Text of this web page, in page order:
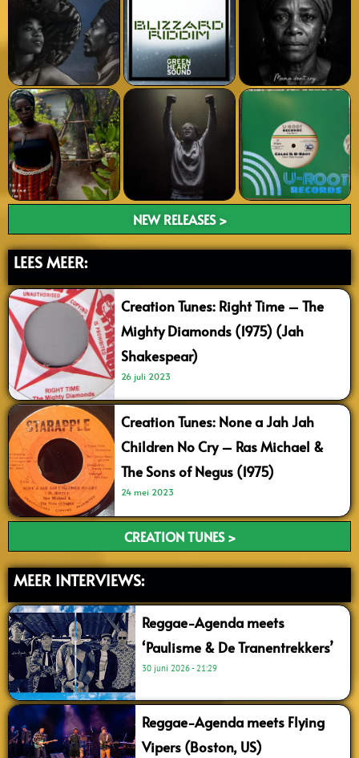
NEW RELEASES >
LEES MEER:
Creation Tunes: Right Time – The
Mighty Diamonds (1975) (Jah
Shakespear)
26 juli 2023
Creation Tunes: None a Jah Jah
Children No Cry – Ras Michael &
The Sons of Negus (1975)
24 mei 2023
CREATION TUNES >
MEER INTERVIEWS:
Reggae-Agenda meets
‘Paulisme & De Tranentrekkers’
30 juni 2026 21:29
Reggae-Agenda meets Flying
Vipers (Boston, US)